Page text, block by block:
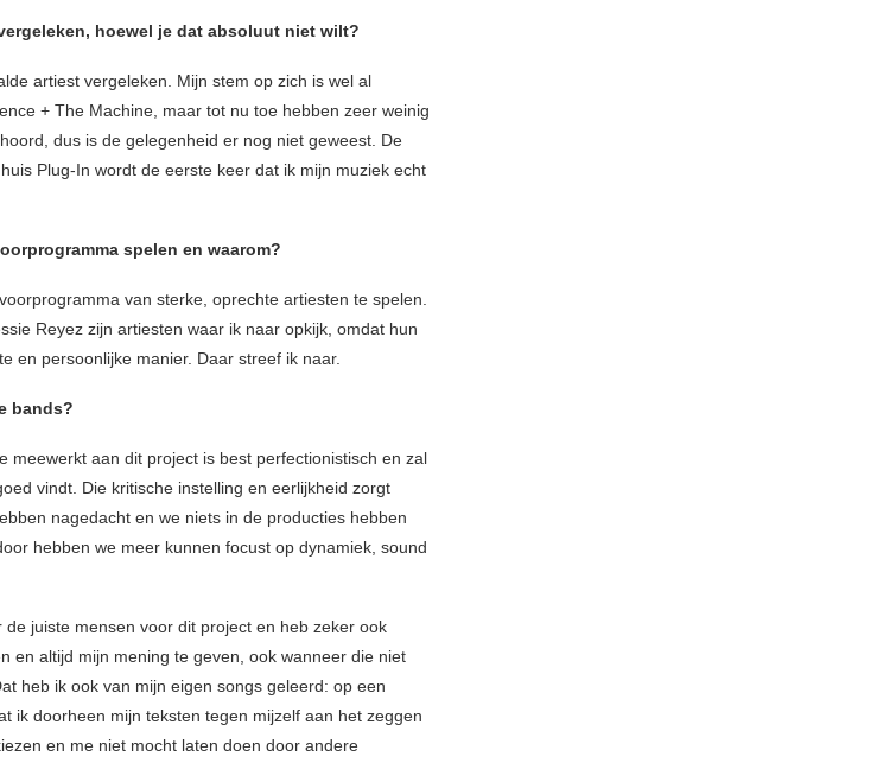
hoewel je dat absoluut niet wilt?
artiest vergeleken. Mijn stem op zich is wel al
+ The Machine, maar tot nu toe hebben zeer weinig
dus is de gelegenheid er nog niet geweest. De
Plug-In wordt de eerste keer dat ik mijn muziek echt
spelen en waarom?
van sterke, oprechte artiesten te spelen.
Reyez zijn artiesten waar ik naar opkijk, omdat hun
en persoonlijke manier. Daar streef ik naar.
bands?
meewerkt aan dit project is best perfectionistisch en zal
vindt. Die kritische instelling en eerlijkheid zorgt
nagedacht en we niets in de producties hebben
hebben we meer kunnen focust op dynamiek, sound
juiste mensen voor dit project en heb zeker ook
en altijd mijn mening te geven, ook wanneer die niet
heb ik ook van mijn eigen songs geleerd: op een
ik doorheen mijn teksten tegen mijzelf aan het zeggen
en me niet mocht laten doen door andere